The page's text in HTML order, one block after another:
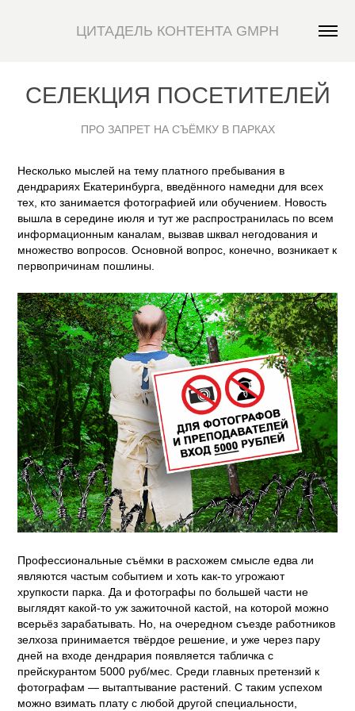
ЦИТАДЕЛЬ КОНТЕНТА GMPH
СЕЛЕКЦИЯ ПОСЕТИТЕЛЕЙ
ПРО ЗАПРЕТ НА СЪЁМКУ В ПАРКАХ
Несколько мыслей на тему платного пребывания в
дендрариях Екатеринбурга, введённого намедни для всех
тех, кто занимается фотографией или обучением. Новость
вышла в середине июля и тут же распространилась по всем
информационным каналам, вызвав шквал негодования и
множество вопросов. Основной вопрос, конечно, возникает к
первопричинам пошлины.
Профессиональные съёмки в расхожем смысле едва ли
являются частым событием и хоть как-то угрожают
хрупкости парка. Да и фотографы по большей части не
выглядят какой-то уж зажиточной кастой, на которой можно
всерьёз зарабатывать. Но, на очередном съезде работников
зелхоза принимается твёрдое решение, и уже через пару
дней на входе дендрария появляется табличка с
прейскурантом 5000 руб/мес. Среди главных претензий к
фотографам — вытаптывание растений. С таким успехом
можно взимать плату с любой другой специальности,